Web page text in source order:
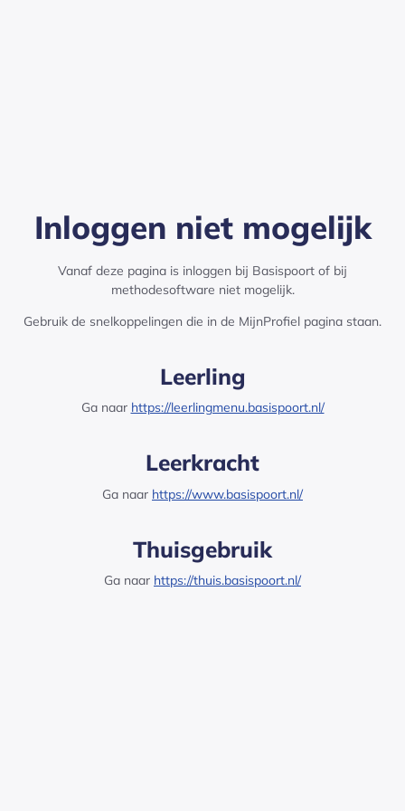
Inloggen niet mogelijk
Vanaf deze pagina is inloggen bij Basispoort of bij
methodesoftware niet mogelijk.
Gebruik de snelkoppelingen die in de MijnProfiel pagina staan.
Leerling
Ga naar https://leerlingmenu.basispoort.nl/
Leerkracht
Ga naar https://www.basispoort.nl/
Thuisgebruik
Ga naar https://thuis.basispoort.nl/